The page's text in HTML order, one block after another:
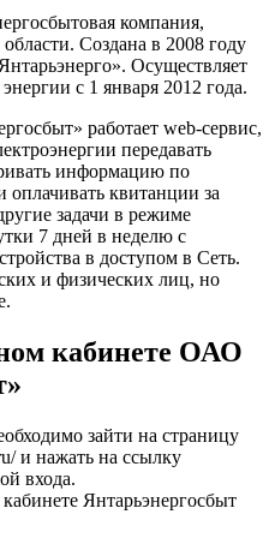
компания,
Создана в 2008 году
Осуществляет
с 1 января 2012 года.
работает web-сервис,
передавать
информацию по
оплачивать квитанции за
задачи в режиме
7 дней в неделю с
в доступом в Сеть.
и физических лиц, но
кабинете ОАО
зайти на страницу
и нажать на ссылку
входа.